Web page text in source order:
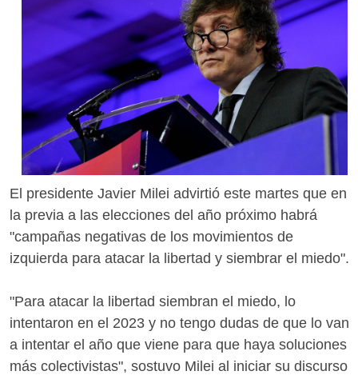
El presidente Javier Milei advirtió este martes que en
la previa a las elecciones del año próximo habrá
"campañas negativas de los movimientos de
izquierda para atacar la libertad y siembrar el miedo".
"Para atacar la libertad siembran el miedo, lo
intentaron en el 2023 y no tengo dudas de que lo van
a intentar el año que viene para que haya soluciones
más colectivistas", sostuvo Milei al iniciar su discurso